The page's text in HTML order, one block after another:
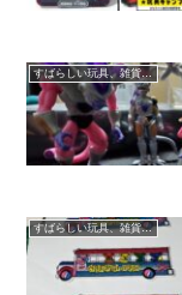
すばらしい玩具、雑貨レビュー
すばらしい玩具、雑貨レビュー